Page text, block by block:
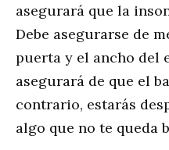
asegurará que la
Debe asegurarse de
puerta y el ancho del
asegurará de que el
contrario, estarás
algo que no te queda